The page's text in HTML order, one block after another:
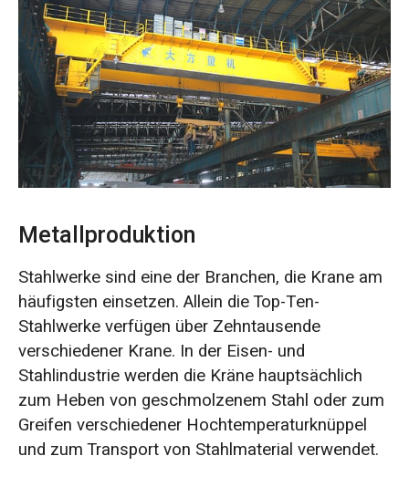
Metallproduktion
Stahlwerke sind eine der Branchen, die Krane am
häufigsten einsetzen. Allein die Top-Ten-
Stahlwerke verfügen über Zehntausende
verschiedener Krane. In der Eisen- und
Stahlindustrie werden die Kräne hauptsächlich
zum Heben von geschmolzenem Stahl oder zum
Greifen verschiedener Hochtemperaturknüppel
und zum Transport von Stahlmaterial verwendet.
Dansk
Norsk
O‘zbekcha